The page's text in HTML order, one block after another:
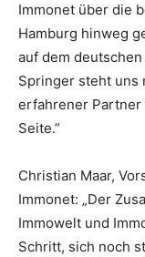
Immonet über die
Hamburg hinweg
auf dem
Springer steht uns
erfahrener
Seite.”
Christian Maar,
Immonet: „Der
Immowelt und
Schritt, sich noch